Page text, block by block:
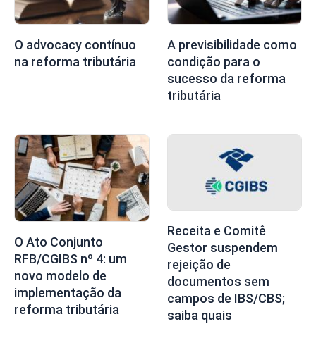
O advocacy contínuo
na reforma tributária
A previsibilidade como
condição para o
sucesso da reforma
tributária
O Ato Conjunto
RFB/CGIBS nº 4: um
novo modelo de
implementação da
reforma tributária
Receita e Comitê
Gestor suspendem
rejeição de
documentos sem
campos de IBS/CBS;
saiba quais